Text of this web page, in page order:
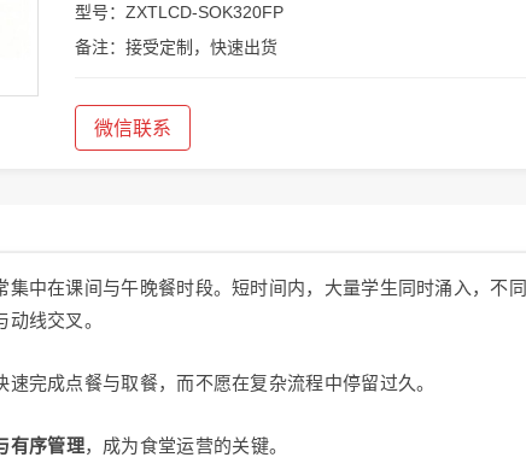
型号：ZXTLCD-SOK320FP
备注：接受定制，快速出货
微信联系
中在课间与午晚餐时段。短时间内，大量学生同时涌入，不同
线交叉。
完成点餐与取餐，而不愿在复杂流程中停留过久。
有序管理，成为食堂运营的关键。